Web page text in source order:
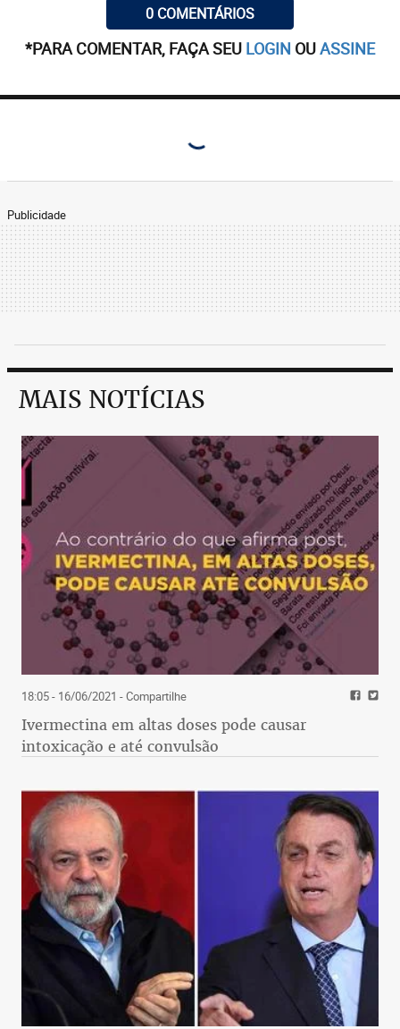
0 COMENTÁRIOS
*PARA COMENTAR, FAÇA SEU LOGIN OUASSINE
Publicidade
MAIS NOTÍCIAS
18:05 - 16/06/2021 - Compartilhe
Ivermectina em altas doses pode causar
intoxicação e até convulsão